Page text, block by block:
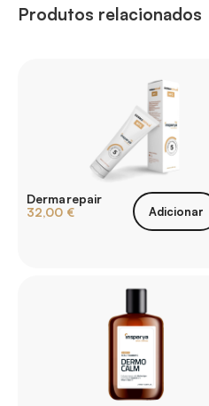
Produtos relacionados
Dermarepair
32,00 € Adicionar